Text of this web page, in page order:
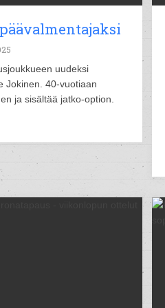
uudeksi
Jokinen. 40-vuotiaan
ja sisältää jatko-option.